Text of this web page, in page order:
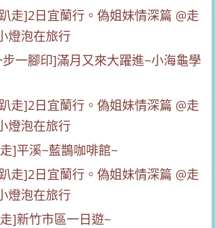
一腳印]滿月又來大躍進~小海龜學
]平溪~藍鵲咖啡館~
]新竹市區一日遊~